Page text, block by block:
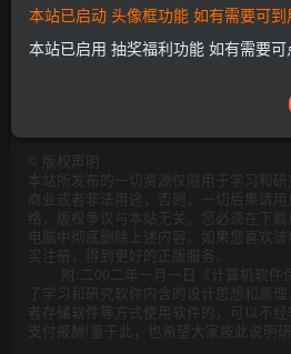
此处内容已隐藏，请评
版权声明
本站所发布的一切资源仅限用于学习和
商业或者非法用途，否则，一切后果请
络，版权争议与本站无关。您必须在下
电脑中彻底删除上述内容。如果您喜欢
买注册，得到更好的正版服务。
附:二00二年一月一日《计算机软件
了学习和研究软件内含的设计思想和原
者存储软件等方式使用软件的，可以不
支付报酬!鉴于此，也希望大家按此说明研
本站已启动 头像框功能 如有需要可
本站已启用 抽奖福利功能 如有需要